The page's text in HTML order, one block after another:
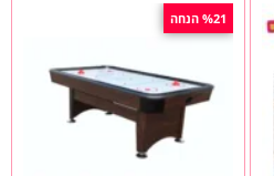
%21 הנחה